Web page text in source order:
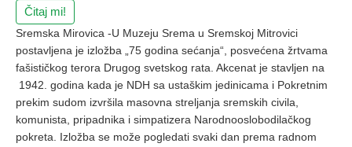
Čitaj mi!
Sremska Mirovica -U Muzeju Srema u Sremskoj Mitrovici
postavljena je izložba „75 godina sećanja“, posvećena žrtvama
fašističkog terora Drugog svetskog rata. Akcenat je stavljen na
1942. godina kada je NDH sa ustaškim jedinicama i Pokretnim
prekim sudom izvršila masovna streljanja sremskih civila,
komunista, pripadnika i simpatizera Narodnooslobodilačkog
pokreta. Izložba se može pogledati svaki dan prema radnom